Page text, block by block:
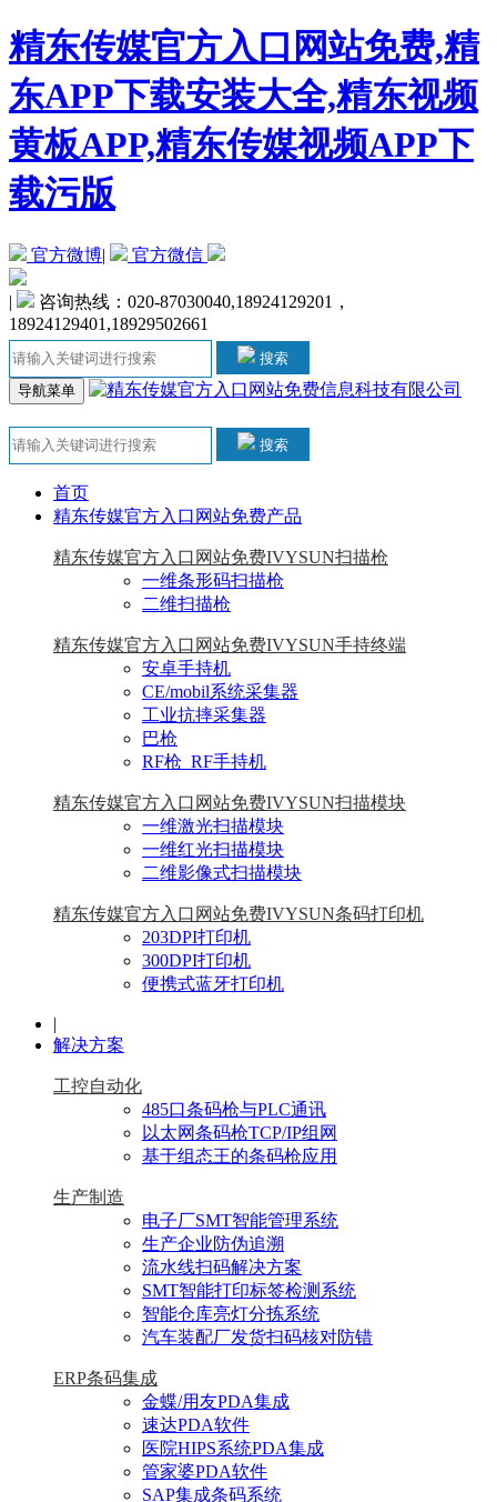
精东传媒官方入口网站免费,精
东APP下载安装大全,精东视频
黄板APP,精东传媒视频APP下
载污版
官方微博| 官方微信
|
咨询热线：020-87030040,18924129201，
18924129401,18929502661
搜索
导航菜单
搜索
首页
精东传媒官方入口网站免费产品
精东传媒官方入口网站免费IVYSUN扫描枪
一维条形码扫描枪
二维扫描枪
精东传媒官方入口网站免费IVYSUN手持终端
安卓手持机
CE/mobil系统采集器
工业抗摔采集器
巴枪
RF枪_RF手持机
精东传媒官方入口网站免费IVYSUN扫描模块
一维激光扫描模块
一维红光扫描模块
二维影像式扫描模块
精东传媒官方入口网站免费IVYSUN条码打印机
203DPI打印机
300DPI打印机
便携式蓝牙打印机
|
解决方案
工控自动化
485口条码枪与PLC通讯
以太网条码枪TCP/IP组网
基于组态王的条码枪应用
生产制造
电子厂SMT智能管理系统
生产企业防伪追溯
流水线扫码解决方案
SMT智能打印标签检测系统
智能仓库亮灯分拣系统
汽车装配厂发货扫码核对防错
ERP条码集成
金蝶/用友PDA集成
速达PDA软件
医院HIPS系统PDA集成
管家婆PDA软件
SAP集成条码系统